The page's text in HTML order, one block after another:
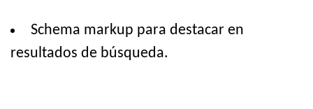
Schema markup para destacar en
resultados de búsqueda.